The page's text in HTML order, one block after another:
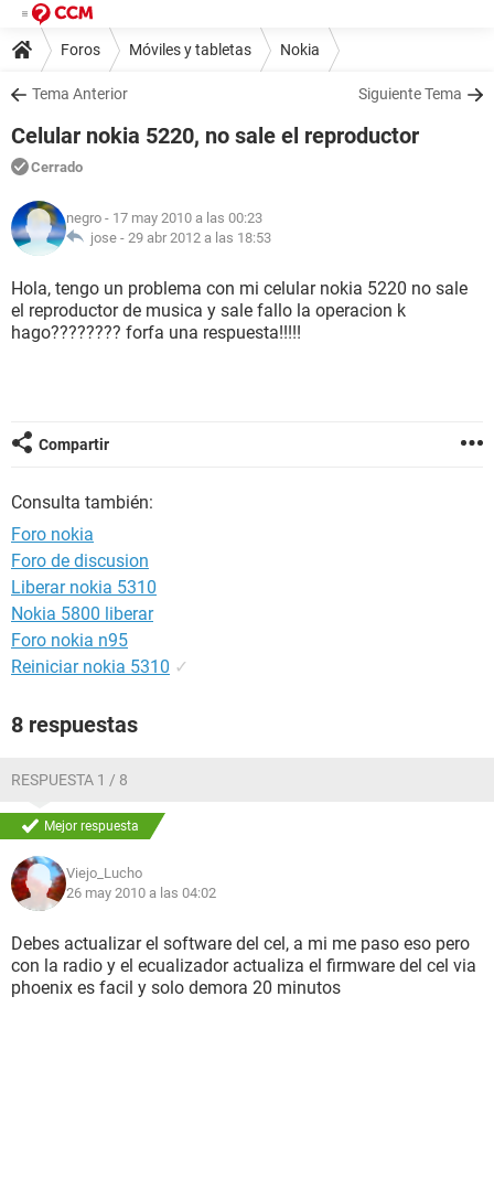
Foros Móviles y tabletas Nokia
Tema Anterior Siguiente Tema
Celular nokia 5220, no sale el reproductor
Cerrado
negro - 17 may 2010 a las 00:23
jose - 29 abr 2012 a las 18:53
Hola, tengo un problema con mi celular nokia 5220 no sale
el reproductor de musica y sale fallo la operacion k
hago???????? forfa una respuesta!!!!!
Compartir
Consulta también:
Foro nokia
Foro de discusion
Liberar nokia 5310
Nokia 5800 liberar
Foro nokia n95
Reiniciar nokia 5310 ✓
8 respuestas
RESPUESTA 1 / 8
Mejor respuesta
Viejo_Lucho
26 may 2010 a las 04:02
Debes actualizar el software del cel, a mi me paso eso pero
con la radio y el ecualizador actualiza el firmware del cel via
phoenix es facil y solo demora 20 minutos